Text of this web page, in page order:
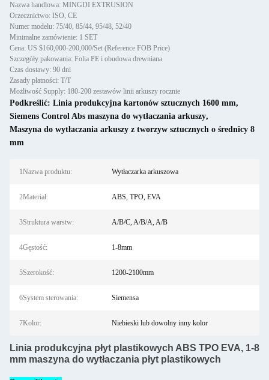
Nazwa handlowa: MINGDI EXTRUSION
Orzecznictwo: ISO, CE
Numer modelu: 75/40, 85/44, 95/48, 52/40
Minimalne zamówienie: 1 SET
Cena: US $160,000-200,000/Set (Reference FOB Price)
Szczegóły pakowania: Folia PE i obudowa drewniana
Czas dostawy: 90 dni
Zasady płatności: T/T
Możliwość Supply: 180-200 zestawów linii arkuszy rocznie
Podkreślić: Linia produkcyjna kartonów sztucznych 1600 mm,
Siemens Control Abs maszyna do wytłaczania arkuszy,
Maszyna do wytłaczania arkuszy z tworzyw sztucznych o średnicy 8
mm
1Nazwa produktu: Wytłaczarka arkuszowa
2Materiał: ABS, TPO, EVA
3Struktura warstw: A/B/C, A/B/A, A/B
4Gęstość: 1-8mm
5Szerokość: 1200-2100mm
6System sterowania: Siemensa
7Kolor: Niebieski lub dowolny inny kolor
Linia produkcyjna płyt plastikowych ABS TPO EVA, 1-8
mm maszyna do wytłaczania płyt plastikowych